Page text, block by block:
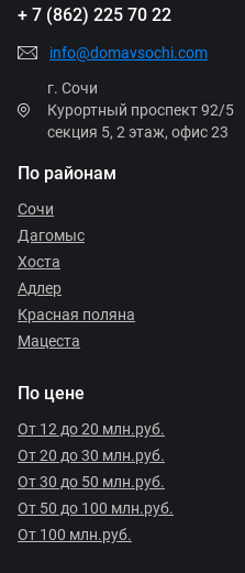
+ 7 (862) 225 70 22
info@domavsochi.com
г. Сочи
Курортный проспект 92/5
секция 5, 2 этаж, офис 23
По районам
Сочи
Дагомыс
Хоста
Адлер
Красная поляна
Мацеста
По цене
От 12 до 20 млн.руб.
От 20 до 30 млн.руб.
От 30 до 50 млн.руб.
От 50 до 100 млн.руб.
От 100 млн.руб.